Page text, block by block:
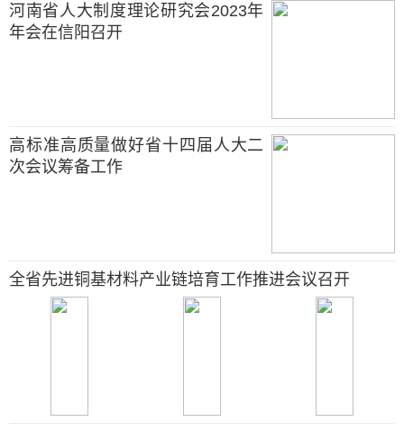
河南省人大制度理论研究会2023年
年会在信阳召开
高标准高质量做好省十四届人大二
次会议筹备工作
全省先进铜基材料产业链培育工作推进会议召开